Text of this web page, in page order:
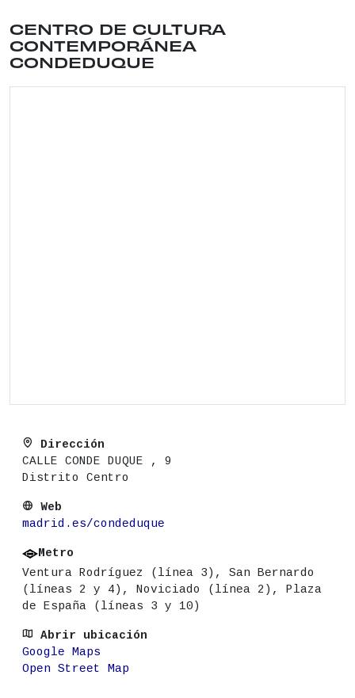
CENTRO DE CULTURA
CONTEMPORÁNEA
CONDEDUQUE
Ubicación del lugar: CALLE CONDE DUQUE ,
Dirección
CALLE CONDE DUQUE , 9
Distrito Centro
Web
madrid.es/condeduque
Metro
Ventura Rodríguez (línea 3), San Bernardo
(líneas 2 y 4), Noviciado (línea 2), Plaza
de España (líneas 3 y 10)
Abrir ubicación
Google Maps
Open Street Map